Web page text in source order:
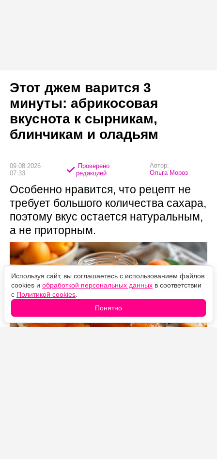
Этот джем варится 3
минуты: абрикосовая
вкуснота к сырникам,
блинчикам и оладьям
09.08.2026
07:33
Проверено
редакцией
Автор:
Ольга Мороз
Особенно нравится, что рецепт не
требует большого количества сахара,
поэтому вкус остается натуральным,
а не приторным.
Используя сайт, вы соглашаетесь с использованием файлов
cookies и обработкой персональных данных в соответствии
с Политикой cookies
Понятно